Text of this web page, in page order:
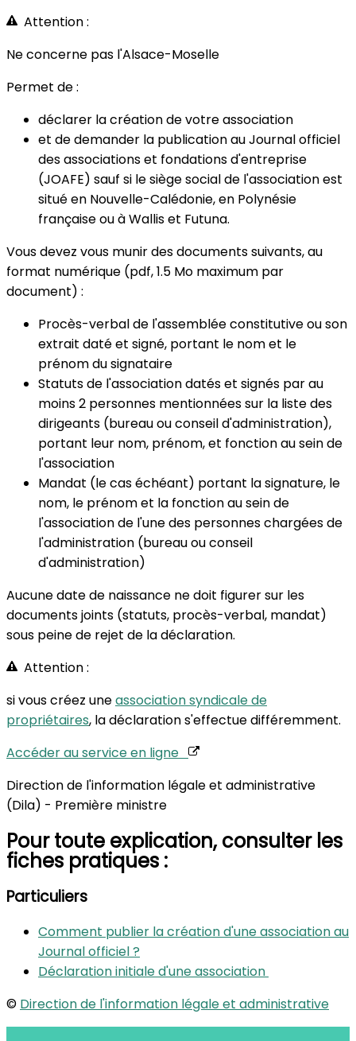
Attention :
Ne concerne pas l'Alsace-Moselle
Permet de :
déclarer la création de votre association
et de demander la publication au Journal officiel
des associations et fondations d'entreprise
(JOAFE) sauf si le siège social de l'association est
situé en Nouvelle-Calédonie, en Polynésie
française ou à Wallis et Futuna.
Vous devez vous munir des documents suivants, au
format numérique (pdf, 1.5 Mo maximum par
document) :
Procès-verbal de l'assemblée constitutive ou son
extrait daté et signé, portant le nom et le
prénom du signataire
Statuts de l'association datés et signés par au
moins 2 personnes mentionnées sur la liste des
dirigeants (bureau ou conseil d'administration),
portant leur nom, prénom, et fonction au sein de
l'association
Mandat (le cas échéant) portant la signature, le
nom, le prénom et la fonction au sein de
l'association de l'une des personnes chargées de
l'administration (bureau ou conseil
d'administration)
Aucune date de naissance ne doit figurer sur les
documents joints (statuts, procès-verbal, mandat)
sous peine de rejet de la déclaration.
Attention :
si vous créez uneassociation syndicale de
propriétaires, la déclaration s'effectue différemment.
Accéder au service en ligne
Direction de l'information légale et administrative
(Dila) - Première ministre
Pour toute explication, consulter les
fiches pratiques :
Particuliers
Comment publier la création d'une association au
Journal officiel ?
Déclaration initiale d'une association
© Direction de l'information légale et administrative